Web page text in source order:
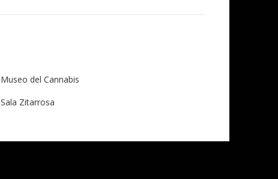
Museo del Cannabis
Sala Zitarrosa